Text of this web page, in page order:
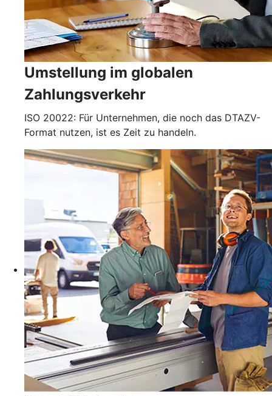
Umstellung im globalen
Zahlungsverkehr
ISO 20022: Für Unternehmen, die noch das DTAZV-
Format nutzen, ist es Zeit zu handeln.